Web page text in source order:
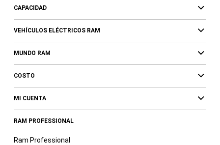
CAPACIDAD
VEHÍCULOS ELÉCTRICOS RAM
MUNDO RAM
COSTO
MI CUENTA
RAM PROFESSIONAL
Ram Professional